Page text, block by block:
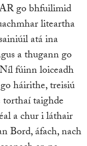
go bhfuilimid
liteartha
atá ina
a thugann go
fúinn loiceadh
háirithe, treisiú
taighde
a chur i láthair
Bord, áfach, nach